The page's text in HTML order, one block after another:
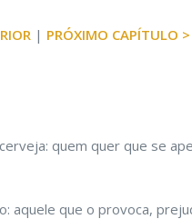
| PRÓXIMO CAPÍTULO >
quem quer que se
aquele que o provoca,